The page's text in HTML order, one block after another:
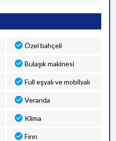
Özel bahçeli
Bulaşık makinesi
Full eşyalı ve mobilyalı
Veranda
Klima
Fırın